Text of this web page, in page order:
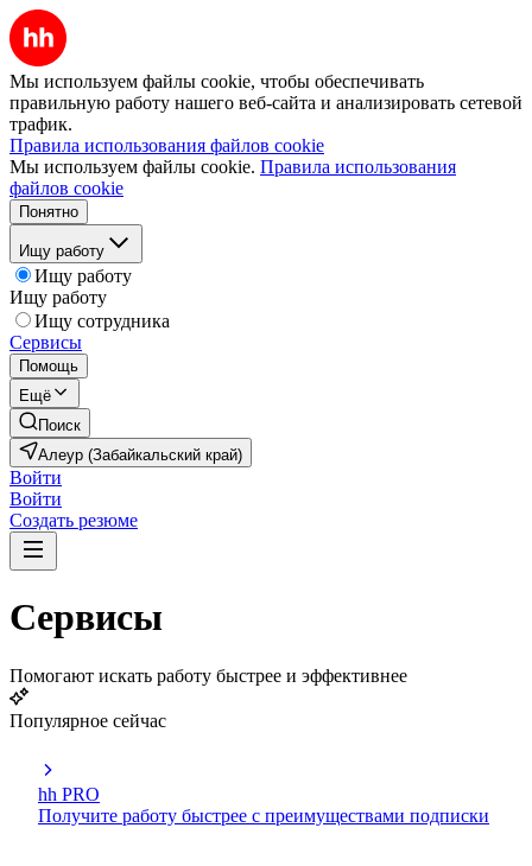
Мы используем файлы cookie, чтобы обеспечивать
правильную работу нашего веб-сайта и анализировать сетевой
трафик.
Правила использования файлов cookie
Мы используем файлы cookie. Правила использования
файлов cookie
Понятно
Ищу работу
Ищу работу
Ищу работу
Ищу сотрудника
Сервисы
Помощь
Ещё
Поиск
Алеур (Забайкальский край)
Войти
Войти
Создать резюме
Сервисы
Помогают искать работу быстрее и эффективнее
Популярное сейчас
hh PRO
Получите работу быстрее с преимуществами подписки